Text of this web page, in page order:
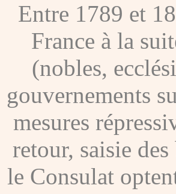
Entre 1789 et
France à la
(nobles,
gouvernements
mesures
retour, saisie
le Consulat